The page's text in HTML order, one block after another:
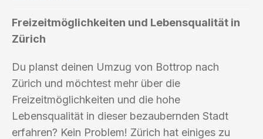
Freizeitmöglichkeiten und Lebensqualität in
Zürich
Du planst deinen Umzug von Bottrop nach
Zürich und möchtest mehr über die
Freizeitmöglichkeiten und die hohe
Lebensqualität in dieser bezaubernden Stadt
erfahren? Kein Problem! Zürich hat einiges zu